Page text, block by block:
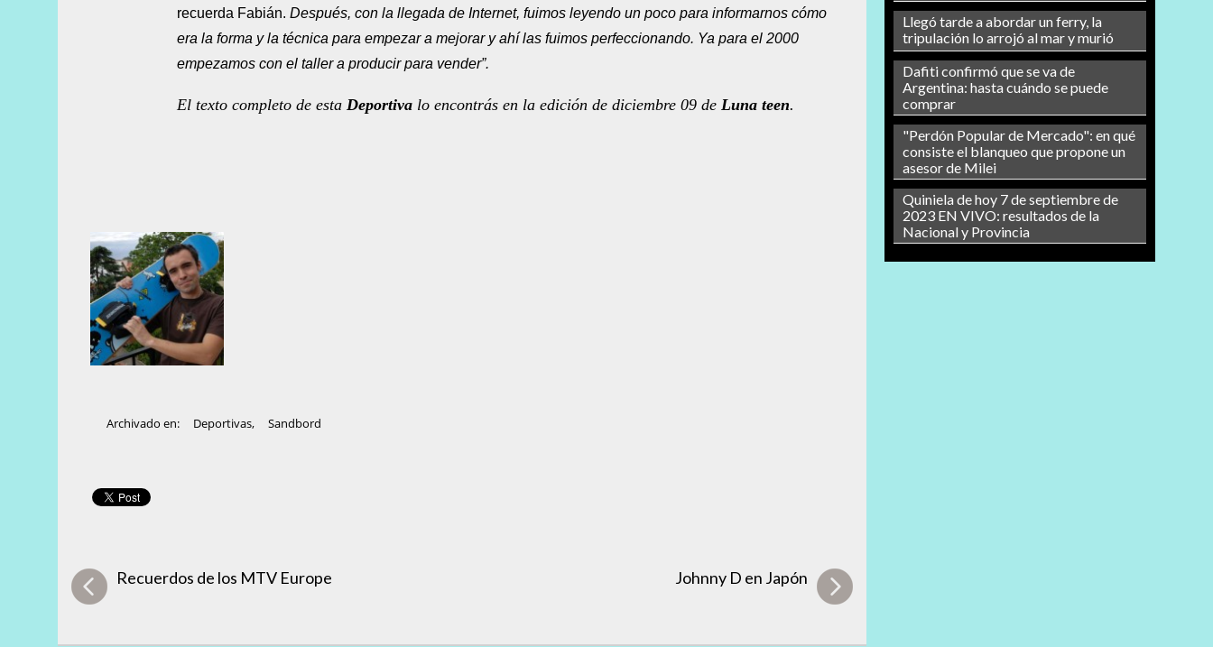
Llegó tarde a abordar un ferry, la
tripulación lo arrojó al mar y murió
Dafiti confirmó que se va de
Argentina: hasta cuándo se puede
comprar
"Perdón Popular de Mercado": en qué
consiste el blanqueo que propone un
asesor de Milei
Quiniela de hoy 7 de septiembre de
2023 EN VIVO: resultados de la
Nacional y Provincia
recuerda Fabián.Después, con la llegada de Internet, fuimos leyendo un poco para informarnos cómo
era la forma y la técnica para empezar a mejorar y ahí las fuimos perfeccionando. Ya para el 2000
empezamos con el taller a producir para vender”.
El texto completo de estaDeportiva lo encontrás en la edición de diciembre 09 deLuna teen.
Archivado en: Deportivas, Sandbord
Recuerdos de los MTV Europe Johnny D en Japón